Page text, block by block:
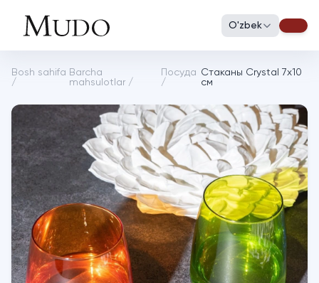
O'zbek
Bosh sahifa
/
Barcha
mahsulotlar/
Посуда
/
Cтаканы Crystal 7х10
см